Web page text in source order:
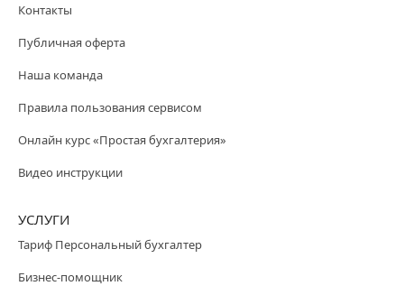
Контакты
Публичная оферта
Наша команда
Правила пользования сервисом
Онлайн курс «Простая бухгалтерия»
Видео инструкции
УСЛУГИ
Тариф Персональный бухгалтер
Бизнес-помощник